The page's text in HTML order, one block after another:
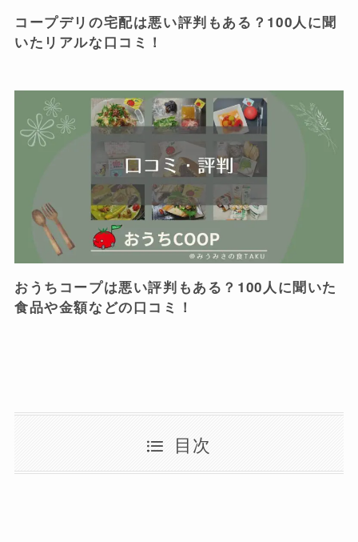
コープデリの宅配は悪い評判もある？100人に聞
いたリアルな口コミ！
おうちコープは悪い評判もある？100人に聞いた
食品や金額などの口コミ！
目次